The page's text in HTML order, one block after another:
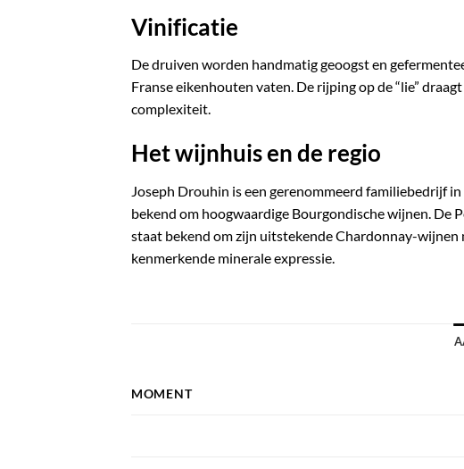
Vinificatie
De druiven worden handmatig geoogst en
Franse eikenhouten vaten. De rijping op de “lie”
complexiteit.
Het wijnhuis en de regio
Joseph Drouhin is een gerenommeerd familiebedrijf
bekend om hoogwaardige Bourgondische wijnen. De
staat bekend om zijn uitstekende Chardonnay-wijnen
kenmerkende minerale expressie.
MOMENT